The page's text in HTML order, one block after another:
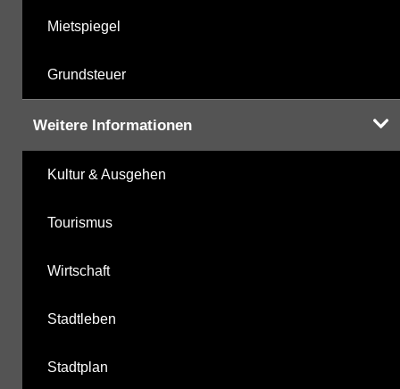
Mietspiegel
Grundsteuer
Weitere Informationen
Kultur & Ausgehen
Tourismus
Wirtschaft
Stadtleben
Stadtplan